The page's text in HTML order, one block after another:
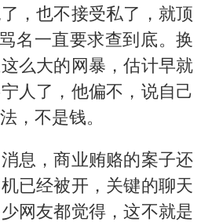
，也不接受私了，就顶
名一直要求查到底。换
么大的网暴，估计早就
人了，他偏不，说自己
，不是钱。
息，商业贿赂的案子还
已经被开，关键的聊天
网友都觉得，这不就是